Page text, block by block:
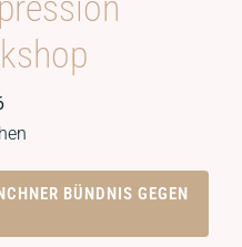
BÜNDNIS GEGEN